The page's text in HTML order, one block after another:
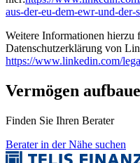
aus-der-eu-dem-ewr-und-der-
Weitere Informationen hierzu
Datenschutzerklärung von
https://www.linkedin.com/
Vermögen
Finden Sie Ihren Berater
Berater in der Nähe suchen